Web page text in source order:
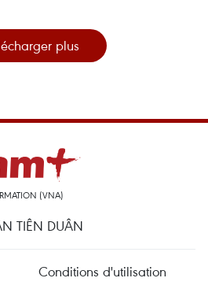
plus
(VNA)
TIÊN DUÂN
Conditions d'utilisation